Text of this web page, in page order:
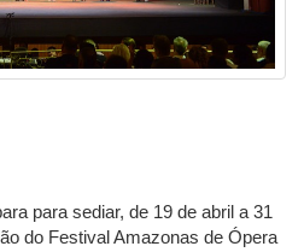
para sediar, de 19 de abril a 31
do Festival Amazonas de Ópera